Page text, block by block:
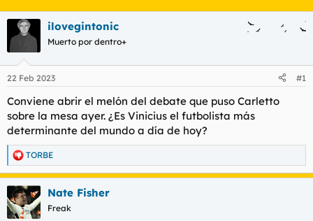
i
c
a
d
o
d
e
l
t
e
m
a
h
a
e
i
c
o
ilovegintonic
Muerto por dentro+
22 Feb 2023 #1
Conviene abrir el melón del debate que puso Carletto
sobre la mesa ayer. ¿Es Vinicius el futbolista más
determinante del mundo a día de hoy?
R
e
a
c
c
i
TORBE
Nate Fisher
Freak